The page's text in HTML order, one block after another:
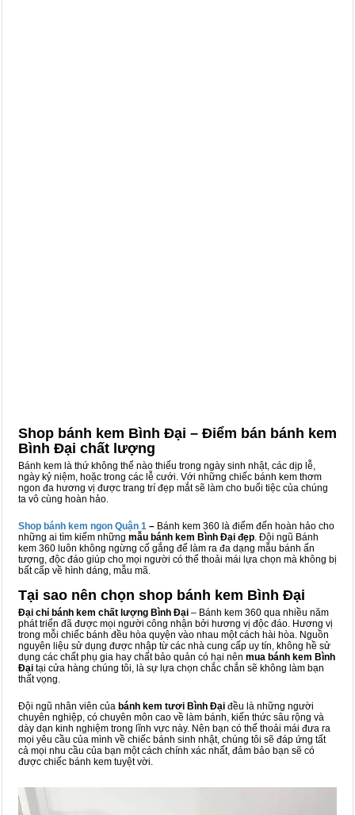
Shop bánh kem Bình Đại – Điểm bán bánh kem
Bình Đại chất lượng
Bánh kem là thứ không thể nào thiếu trong ngày sinh nhật, các dịp lễ,
ngày kỷ niệm, hoặc trong các lễ cưới. Với những chiếc bánh kem thơm
ngon đa hương vị được trang trí đẹp mắt sẽ làm cho buổi tiệc của chúng
ta vô cùng hoàn hảo.
Shop bánh kem ngon Quận 1 – Bánh kem 360 là điểm đến hoàn hảo cho
những ai tìm kiếm những mẫu bánh kem Bình Đại đẹp. Đội ngũ Bánh
kem 360 luôn không ngừng cố gắng để làm ra đa dạng mẫu bánh ấn
tượng, độc đáo giúp cho mọi người có thể thoải mái lựa chọn mà không bị
bất cấp về hình dáng, mẫu mã.
Tại sao nên chọn shop bánh kem Bình Đại
Đại chỉ bánh kem chất lượng Bình Đại – Bánh kem 360 qua nhiều năm
phát triển đã được mọi người công nhận bởi hương vị độc đáo. Hương vị
trong mỗi chiếc bánh đều hòa quyện vào nhau một cách hài hòa. Nguồn
nguyên liệu sử dụng được nhập từ các nhà cung cấp uy tín, không hề sử
dụng các chất phụ gia hay chất bảo quản có hại nên mua bánh kem Bình
Đại tại cửa hàng chúng tôi, là sự lựa chọn chắc chắn sẽ không làm bạn
thất vọng.
Đội ngũ nhân viên của bánh kem tươi Bình Đại đều là những người
chuyên nghiệp, có chuyên môn cao về làm bánh, kiến thức sâu rộng và
dày dạn kinh nghiệm trong lĩnh vực này. Nên bạn có thể thoải mái đưa ra
mọi yêu cầu của mình về chiếc bánh sinh nhật, chúng tôi sẽ đáp ứng tất
cả mọi nhu cầu của bạn một cách chính xác nhất, đảm bảo bạn sẽ có
được chiếc bánh kem tuyệt vời.